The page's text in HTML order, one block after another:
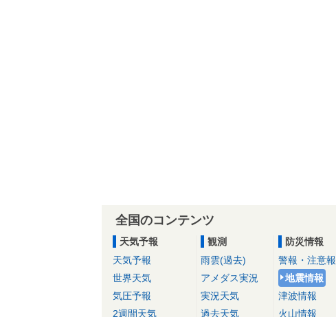
全国のコンテンツ
天気予報
天気予報
世界天気
気圧予報
2週間天気
観測
雨雲(過去)
アメダス実況
実況天気
過去天気
防災情報
警報・注意報
地震情報
津波情報
火山情報